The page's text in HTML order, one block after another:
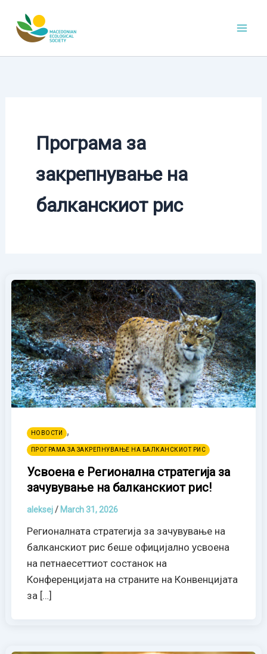
content
Програма за
закрепнување на
балканскиот рис
НОВОСТИ ,
ПРОГРАМА ЗА ЗАКРЕПНУВАЊЕ НА БАЛКАНСКИОТ РИС
Усвоена е Регионална стратегија за
зачувување на балканскиот рис!
aleksej/ March 31, 2026
Регионалната стратегија за зачувување на
балканскиот рис беше официјално усвоена
на петнаесеттиот состанок на
Конференцијата на страните на Конвенцијата
за […]